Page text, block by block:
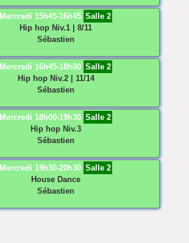
Mercredi 15h45-16h45 Salle 2
Hip hop Niv.1 | 8/11
Sébastien
Mercredi 16h45-18h00 Salle 2
Hip hopNiv.2 | 11/14
Sébastien
Mercredi 18h00-19h30 Salle 2
Hip hop Niv.3
Sébastien
Mercredi 19h30-20h30 Salle 2
House Dance
Sébastien